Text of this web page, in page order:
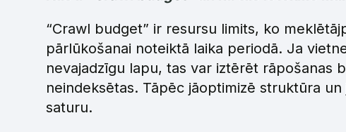
“Crawl budget” ir resursu limits, ko
pārlūkošanai noteiktā laika periodā. Ja
nevajadzīgu lapu, tas var iztērēt rāpošanas
neindeksētas. Tāpēc jāoptimizē struktūra
saturu.